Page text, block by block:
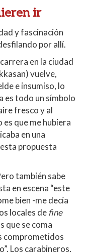
ir
y fascinación
por allí.
en la ciudad
vuelve,
e insumiso, lo
es todo un símbolo
fresco y al
que me hubiera
en una
propuesta
también sabe
en escena “este
bien -me decía
locales de fine
que se coma
comprometidos
Los carabineros,